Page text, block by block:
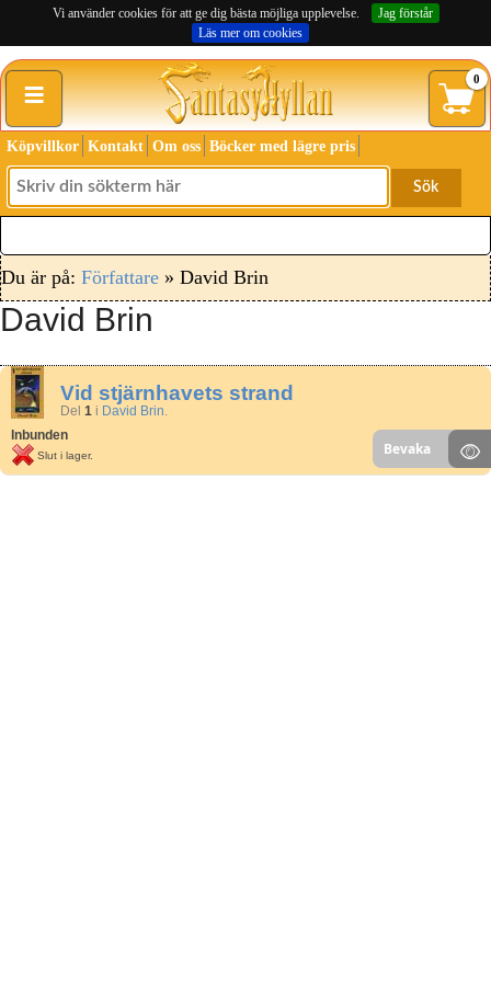
Vi använder cookies för att ge dig bästa möjliga upplevelse.
Jag förstår
Läs mer om cookies
≡ 0
Köpvillkor Kontakt Om oss Böcker med lägre pris
Sök
Du är på: Författare » David Brin
David Brin
Vid stjärnhavets strand
Del 1 i David Brin.
Inbunden
Slut i lager. Bevaka